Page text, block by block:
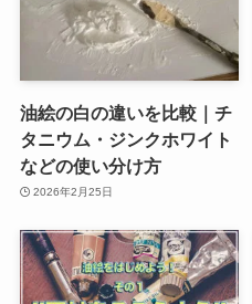
油絵の白の違いを比較｜チ
タニウム・ジンクホワイト
などの使い分け方
2026年2月25日